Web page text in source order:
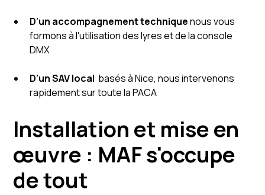
D'un accompagnement techniquenous vous
formons à l'utilisation des lyres et de la console
DMX
D'un SAV local basés à Nice, nous intervenons
rapidement sur toute la PACA
Installation et mise en
œuvre : MAF s'occupe
de tout